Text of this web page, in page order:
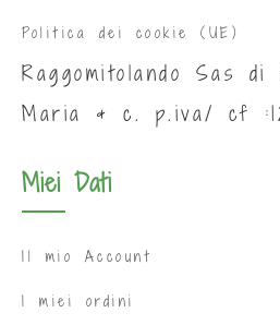
Politica dei cookie (UE)
Raggomitolando Sas di
Maria & c. p.iva/ cf
Miei Dati
Il mio Account
I miei ordini